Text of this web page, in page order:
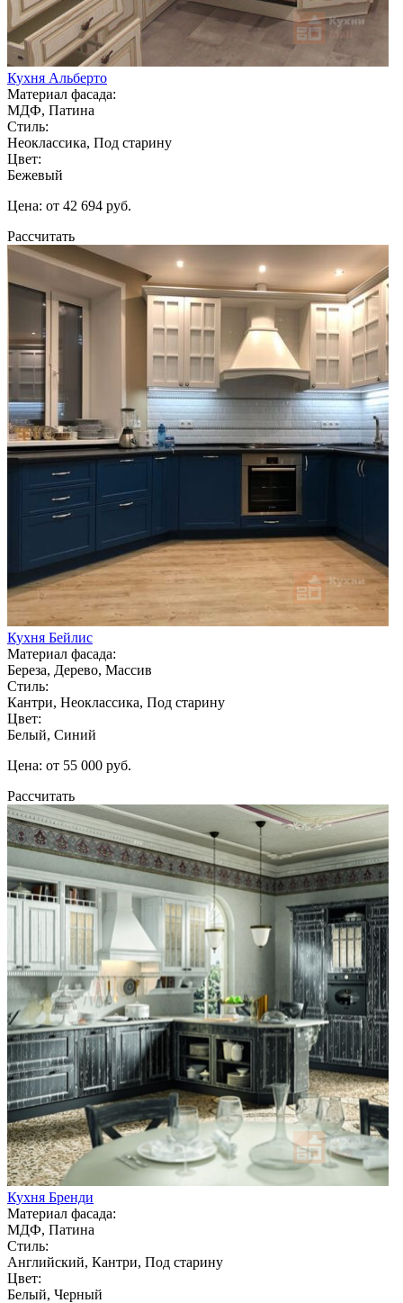
Кухня Альберто
Материал фасада:
МДФ, Патина
Стиль:
Неоклассика, Под старину
Цвет:
Бежевый
Цена: от 42 694 руб.
Рассчитать
Кухня Бейлис
Материал фасада:
Береза, Дерево, Массив
Стиль:
Кантри, Неоклассика, Под старину
Цвет:
Белый, Синий
Цена: от 55 000 руб.
Рассчитать
Кухня Бренди
Материал фасада:
МДФ, Патина
Стиль:
Английский, Кантри, Под старину
Цвет:
Белый, Черный